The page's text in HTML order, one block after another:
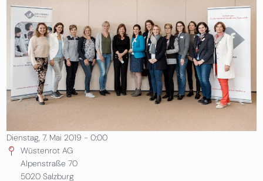
Dienstag, 7. Mai 2019 - 0:00
Wüstenrot AG
Alpenstraße 70
5020 Salzburg